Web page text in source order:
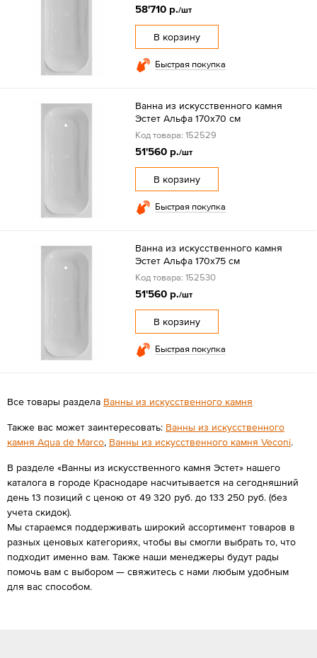
58'710 р./шт
В корзину
Быстрая покупка
Ванна из искусственного камня
Эстет Альфа 170х70 см
Код товара: 152529
51'560 р./шт
В корзину
Быстрая покупка
Ванна из искусственного камня
Эстет Альфа 170х75 см
Код товара: 152530
51'560 р./шт
В корзину
Быстрая покупка
Все товары раздела Ванны из искусственного камня
Также вас может заинтересовать: Ванны из искусственного
камня Aqua de Marco, Ванны из искусственного камня Veconi.
В разделе «Ванны из искусственного камня Эстет» нашего
каталога в городе Краснодаре насчитывается на сегодняшний
день 13 позиций с ценою от 49 320 руб. до 133 250 руб. (без
учета скидок).
Мы стараемся поддерживать широкий ассортимент товаров в
разных ценовых категориях, чтобы вы смогли выбрать то, что
подходит именно вам. Также наши менеджеры будут рады
помочь вам с выбором — свяжитесь с нами любым удобным
для вас способом.